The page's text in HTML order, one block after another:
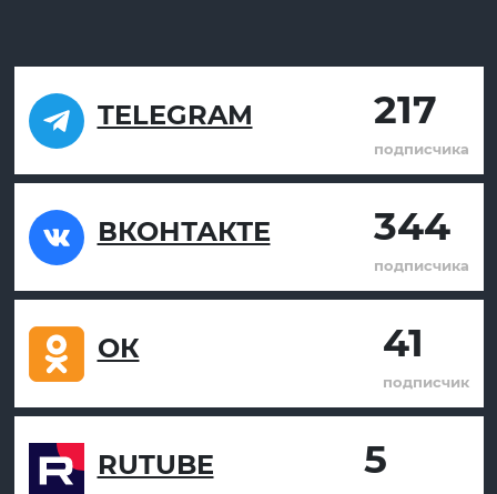
TELEGRAM 217
подписчика
ВКОНТАКТЕ 344
подписчика
ОК 41
подписчик
RUTUBE 5